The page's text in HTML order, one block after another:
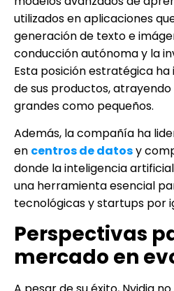
utilizados en aplicaciones
generación de texto e
conducción autónoma y la
Esta posición estratégica
de sus productos,
grandes como pequeños.
Además, la compañía ha
en centros de datosy
donde la inteligencia
una herramienta esencial
tecnológicas y startups por
Perspectivas
mercado en